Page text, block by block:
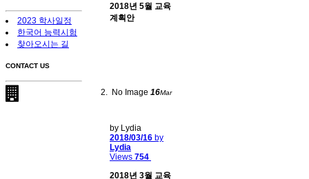
2018년 5월 교육
계획안
No Image 16Mar
by Lydia
2018/03/16 by
Lydia
Views 754
2018년 3월 교육
2023 학사일정
한국어 능력시험
찾아오시는 길
CONTACT US